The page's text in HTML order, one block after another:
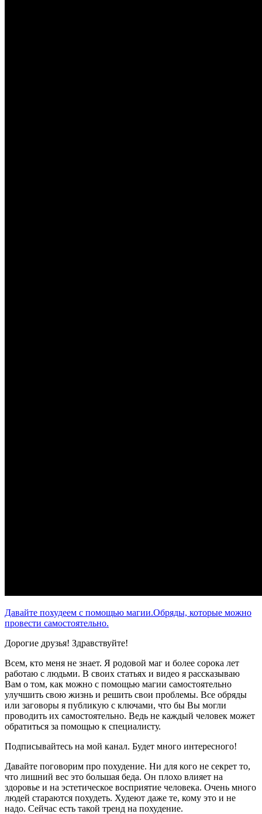
Давайте похудеем с помощью магии.Обряды, которые можно
провести самостоятельно.
Дорогие друзья! Здравствуйте!
Всем, кто меня не знает. Я родовой маг и более сорока лет
работаю с людьми. В своих статьях и видео я рассказываю
Вам о том, как можно с помощью магии самостоятельно
улучшить свою жизнь и решить свои проблемы. Все обряды
или заговоры я публикую с ключами, что бы Вы могли
проводить их самостоятельно. Ведь не каждый человек может
обратиться за помощью к специалисту.
Подписывайтесь на мой канал. Будет много интересного!
Давайте поговорим про похудение. Ни для кого не секрет то,
что лишний вес это большая беда. Он плохо влияет на
здоровье и на эстетическое восприятие человека. Очень много
людей стараются похудеть. Худеют даже те, кому это и не
надо. Сейчас есть такой тренд на похудение.